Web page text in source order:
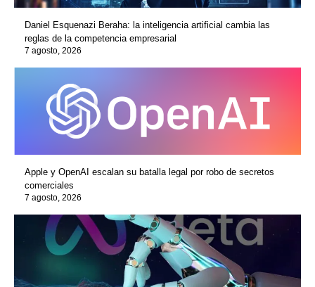
Daniel Esquenazi Beraha: la inteligencia artificial cambia las
reglas de la competencia empresarial
7 agosto, 2026
Apple y OpenAI escalan su batalla legal por robo de secretos
comerciales
7 agosto, 2026